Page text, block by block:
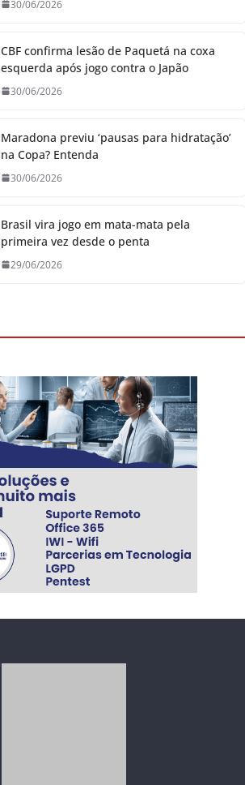
30/06/2026
CBF confirma lesão de Paquetá na coxa
esquerda após jogo contra o Japão
30/06/2026
Maradona previu ‘pausas para hidratação’
na Copa? Entenda
30/06/2026
Brasil vira jogo em mata-mata pela
primeira vez desde o penta
29/06/2026